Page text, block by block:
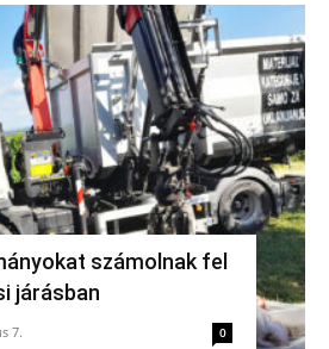
számolnak fel
járásban
7. 0